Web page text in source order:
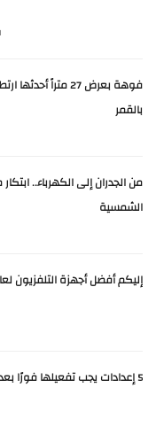
فوهة بعرض 27
بالقمر
من الجدران إلى الكهرباء..
الشمسية
إليكم أفضل أجهزة التلفزيون لعام
5 إعدادات يجب تفعيلها فورًا بعد شراء آيفون جديد